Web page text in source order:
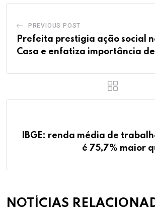
PREVIOUS POST
Prefeita prestigia ação social
Casa e enfatiza importância
IBGE: renda média de
é 75,7% maior
NOTÍCIAS